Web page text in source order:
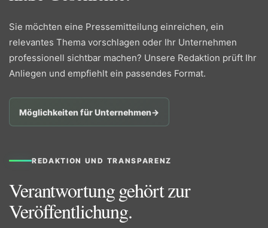
Sie möchten eine Pressemitteilung einreichen, ein
relevantes Thema vorschlagen oder Ihr Unternehmen
professionell sichtbar machen? Unsere Redaktion prüft Ihr
Anliegen und empfiehlt ein passendes Format.
Möglichkeiten für Unternehmen→
REDAKTION UND TRANSPARENZ
Verantwortung gehört zur
Veröffentlichung.